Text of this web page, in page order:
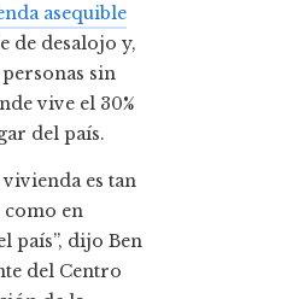
asequible
de desalojo y,
sin
vive el 30%
del país.
es tan
como en
país”, dijo Ben
del Centro